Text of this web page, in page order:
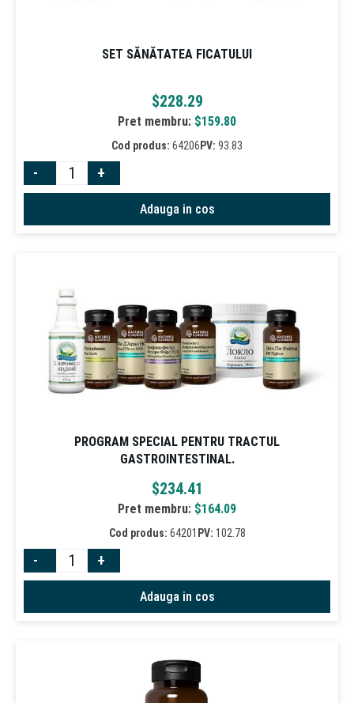
SET SĂNĂTATEA FICATULUI
$228.29
Pret membru: $159.80
Cod produs: 64206 PV: 93.83
- +
Adauga in cos
PROGRAM SPECIAL PENTRU TRACTUL
GASTROINTESTINAL.
$234.41
Pret membru: $164.09
Cod produs: 64201 PV: 102.78
- +
Adauga in cos